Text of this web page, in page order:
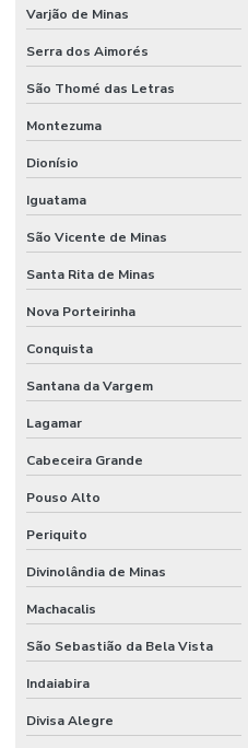
Varjão de Minas
Serra dos Aimorés
São Thomé das Letras
Montezuma
Dionísio
Iguatama
São Vicente de Minas
Santa Rita de Minas
Nova Porteirinha
Conquista
Santana da Vargem
Lagamar
Cabeceira Grande
Pouso Alto
Periquito
Divinolândia de Minas
Machacalis
São Sebastião da Bela Vista
Indaiabira
Divisa Alegre